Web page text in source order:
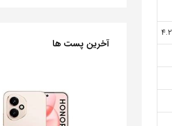
۴.۲
آخرین پست ها